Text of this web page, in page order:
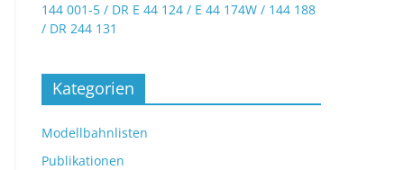
144 001-5 / DR E 44 124 / E 44 174W / 144 188
/ DR 244 131
Kategorien
Modellbahnlisten
Publikationen